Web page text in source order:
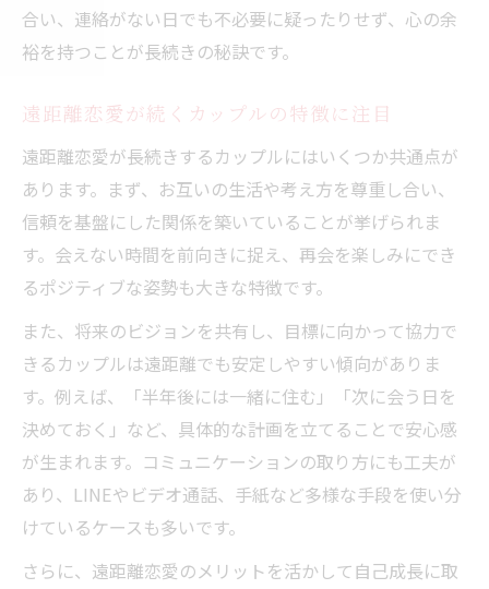
合い、連絡がない日でも不必要に疑ったりせず、心の余
裕を持つことが長続きの秘訣です。
遠距離恋愛が続くカップルの特徴に注目
遠距離恋愛が長続きするカップルにはいくつか共通点が
あります。まず、お互いの生活や考え方を尊重し合い、
信頼を基盤にした関係を築いていることが挙げられま
す。会えない時間を前向きに捉え、再会を楽しみにでき
るポジティブな姿勢も大きな特徴です。
また、将来のビジョンを共有し、目標に向かって協力で
きるカップルは遠距離でも安定しやすい傾向がありま
す。例えば、「半年後には一緒に住む」「次に会う日を
決めておく」など、具体的な計画を立てることで安心感
が生まれます。コミュニケーションの取り方にも工夫が
あり、LINEやビデオ通話、手紙など多様な手段を使い分
けているケースも多いです。
さらに、遠距離恋愛のメリットを活かして自己成長に取